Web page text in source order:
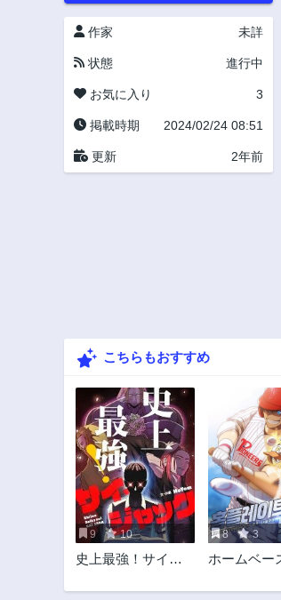
作家 未詳
状態 進行中
お気に入り 3
掲載時期 2024/02/24 08:51
更新 2年前
こちらもおすすめ
9 10
史上最強！サイ・
8 3
ホームベー